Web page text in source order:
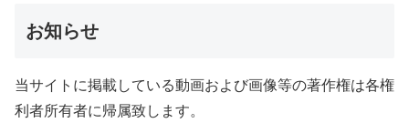
お知らせ
当サイトに掲載している動画および画像等の著作権は各権
利者所有者に帰属致します。